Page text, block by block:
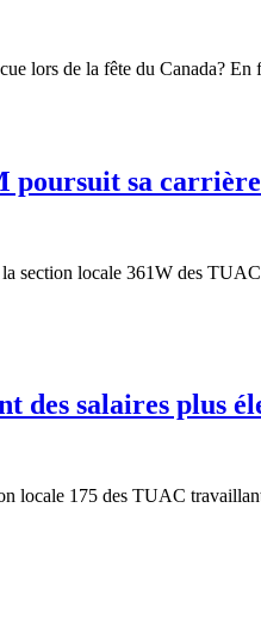
lors de la fête du Canada?
poursuit sa
locale 361W des
des salaires plus
locale 175 des TUAC